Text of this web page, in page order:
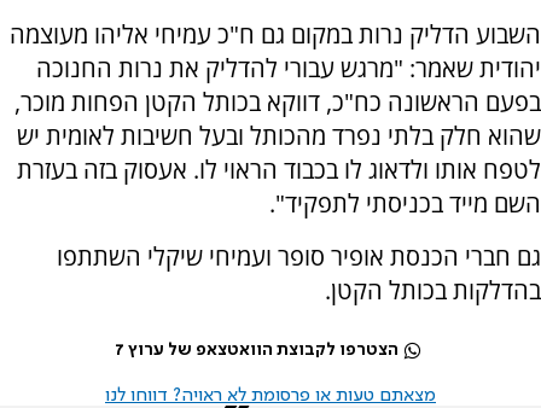
השבוע הדליק נרות במקום גם ח"כ עמיחי אליהו מעוצמה
יהודית שאמר: "מרגש עבורי להדליק את נרות החנוכה
בפעם הראשונה כח"כ, דווקא בכותל הקטן הפחות מוכר,
שהוא חלק בלתי נפרד מהכותל ובעל חשיבות לאומית יש
לטפח אותו ולדאוג לו בכבוד הראוי לו. אעסוק בזה בעזרת
השם מייד בכניסתי לתפקיד".
גם חברי הכנסת אופיר סופר ועמיחי שיקלי השתתפו
בהדלקות בכותל הקטן.
הצטרפו לקבוצת הוואטצאפ של ערוץ 7
מצאתם טעות או פרסומת לא ראויה? דווחו לנו